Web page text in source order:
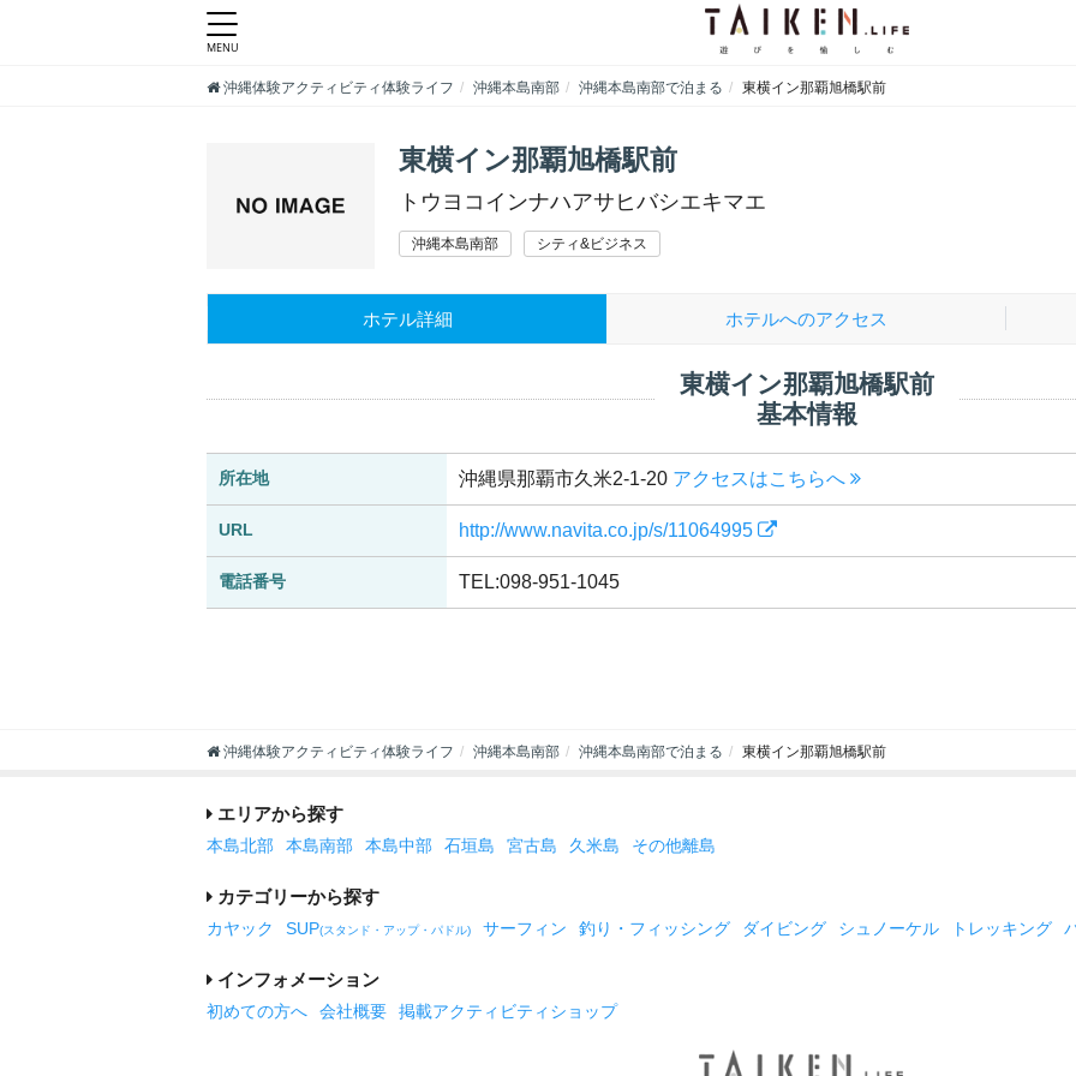
沖縄体験アクティビティ体験ライフ 沖縄本島南部 沖縄本島南部で泊まる 東横イン那覇旭橋駅前
東横イン那覇旭橋駅前
トウヨコインナハアサヒバシエキマエ
沖縄本島南部 シティ&ビジネス
ホテル詳細 ホテルへのアクセス
東横イン那覇旭橋駅前
基本情報
所在地 沖縄県那覇市久米2-1-20 アクセスはこちらへ
URL http://www.navita.co.jp/s/11064995
電話番号 TEL:098-951-1045
沖縄体験アクティビティ体験ライフ 沖縄本島南部 沖縄本島南部で泊まる 東横イン那覇旭橋駅前
エリアから探す
本島北部 本島南部 本島中部 石垣島 宮古島 久米島 その他離島
カテゴリーから探す
カヤック SUP(スタンド・アップ・パドル) サーフィン 釣り・フィッシング ダイビング シュノーケル トレッキング
インフォメーション
初めての方へ 会社概要 掲載アクティビティショップ